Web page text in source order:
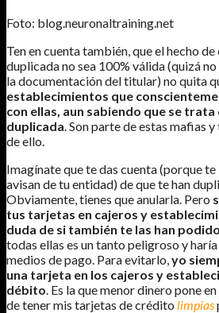
Foto: blog.neuronaltraining.net
Ten en cuenta también, que el hecho
duplicada no sea 100% válida (quizá
la documentación del titular) no quita
establecimientos que
con ellas, aun sabiendo que se
duplicada . Son parte de estas mafias
de ello.
Imagínate que te das cuenta (porque
avisan de tu entidad) de que te han
Obviamente, tienes que anularla. Pero
tus tarjetas en cajeros y
duda de si también te las han
todas ellas es un tanto peligroso y
medios de pago. Para evitarlo, yo
una tarjeta en los cajeros y
débito . Es la que menor dinero pone
de tener mis tarjetas de crédito limpias